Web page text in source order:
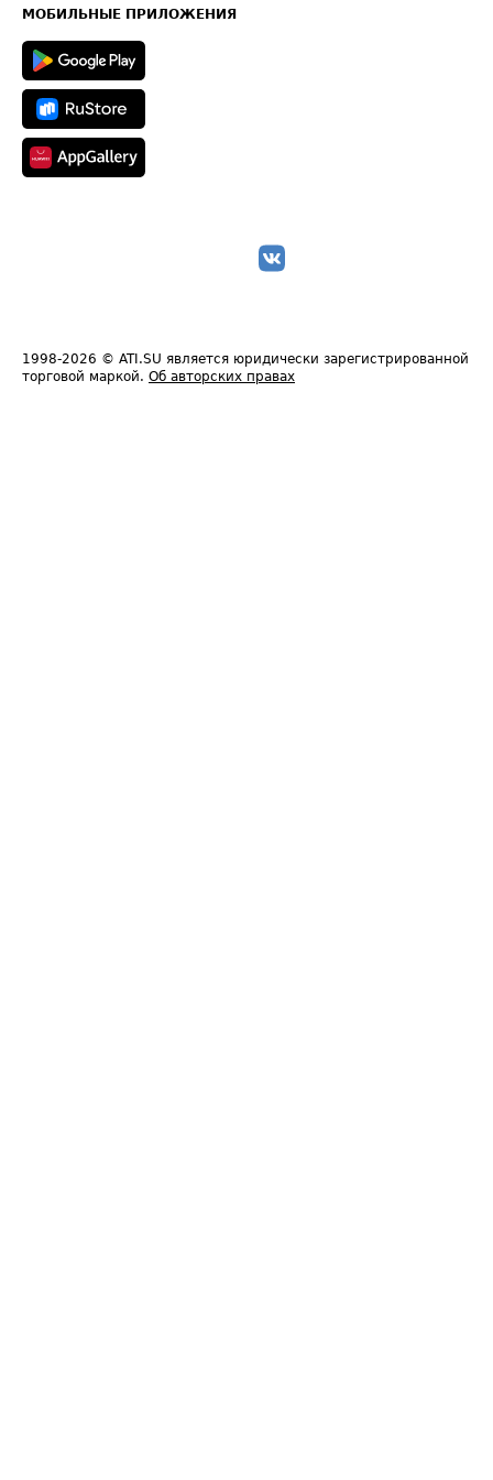
Техническая информация
МОБИЛЬНЫЕ ПРИЛОЖЕНИЯ
1998-2026 © ATI.SU является юридически зарегистрированной
торговой маркой. Об авторских правах